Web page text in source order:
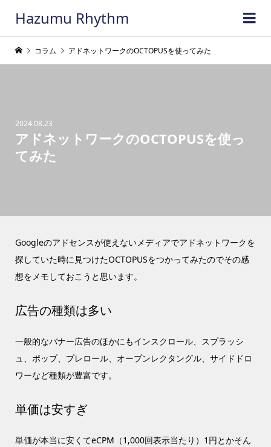
Hazumu Rhythm
2024.08.23
アドネットワークのOCTOPUSを使っ
てみた
コラム アドネットワークのOCTOPUSを使ってみた
Googleのアドセンスが使えないメディアでアドネットワークを
探していた時に見つけたOCTOPUSをつかってみたのでその感
想をメモしておこうと思います。
広告の種類は多い
一般的なバナー広告のほかにもインスクロール、スプラッシ
ュ、ポップ、プレロール、オープンレクタングル、サイドドロ
ワーなど種類が豊富です。
単価は安すぎ
単価が本当に安くてeCPM（1,000回表示当たり）1円とかそん